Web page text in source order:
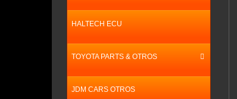
HALTECH ECU
TOYOTA PARTS & OTROS
JDM CARS OTROS